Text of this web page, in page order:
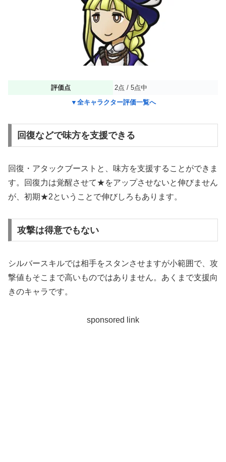
評価点
2点 / 5点中
▼全キャラクター評価一覧へ
回復などで味方を支援できる
回復・アタックブーストと、味方を支援することができま
す。回復力は覚醒させて★をアップさせないと伸びません
が、初期★2ということで伸びしろもあります。
攻撃は得意でもない
シルバースキルでは相手をスタンさせますが小範囲で、攻
撃値もそこまで高いものではありません。あくまで支援向
きのキャラです。
sponsored link